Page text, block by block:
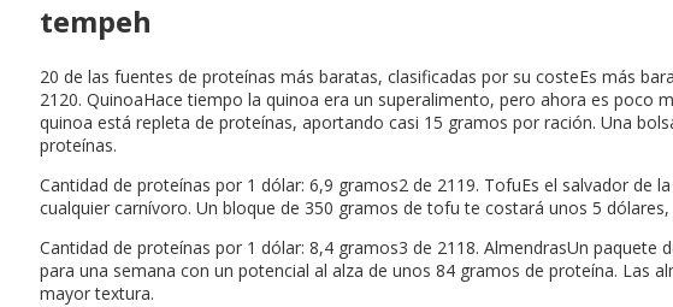
tempeh
20 de las fuentes de proteínas más baratas, clasificadas por su costeEs más
2120. QuinoaHace tiempo la quinoa era un superalimento, pero ahora es poco
quinoa está repleta de proteínas, aportando casi 15 gramos por ración. Una
proteínas.
Cantidad de proteínas por 1 dólar: 6,9 gramos2 de 2119. TofuEs el salvador
cualquier carnívoro. Un bloque de 350 gramos de tofu te costará unos 5
Cantidad de proteínas por 1 dólar: 8,4 gramos3 de 2118. AlmendrasUn
para una semana con un potencial al alza de unos 84 gramos de proteína. Las
mayor textura.